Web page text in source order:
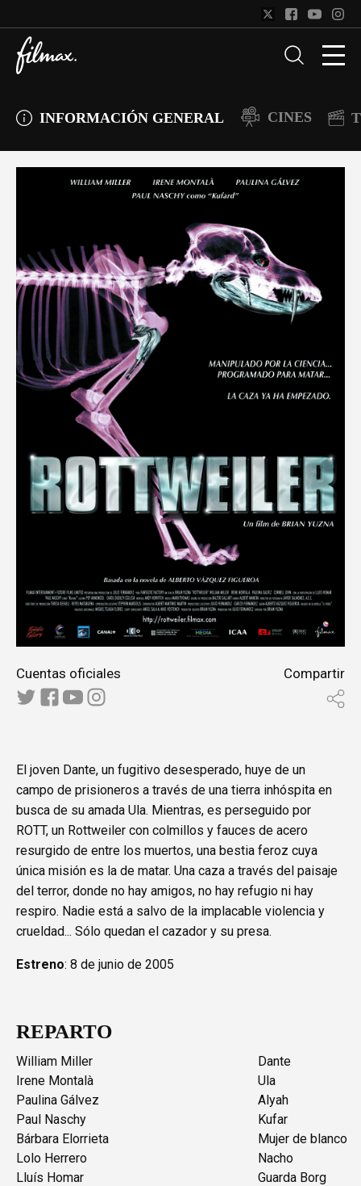
INFORMACIÓN GENERAL CINES
Cuentas oficiales Compartir
El joven Dante, un fugitivo desesperado, huye de un
campo de prisioneros a través de una tierra inhóspita en
busca de su amada Ula. Mientras, es perseguido por
ROTT, un Rottweiler con colmillos y fauces de acero
resurgido de entre los muertos, una bestia feroz cuya
única misión es la de matar. Una caza a través del paisaje
del terror, donde no hay amigos, no hay refugio ni hay
respiro. Nadie está a salvo de la implacable violencia y
crueldad... Sólo quedan el cazador y su presa.
Estreno: 8 de junio de 2005
REPARTO
William Miller
Dante
Irene Montalà
Ula
Paulina Gálvez
Alyah
Paul Naschy
Kufar
Bárbara Elorrieta
Mujer de blanco
Lolo Herrero
Nacho
Lluís Homar
Guarda Borg